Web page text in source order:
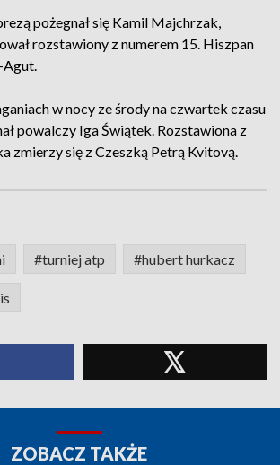
pożegnał się Kamil Majchrzak,
rozstawiony z numerem 15. Hiszpan
Agut.
w nocy ze środy na czwartek czasu
powalczy Iga Świątek. Rozstawiona z
zmierzy się z Czeszką Petrą Kvitovą.
#turniej atp #hubert hurkacz
ZOBACZ TAKŻE